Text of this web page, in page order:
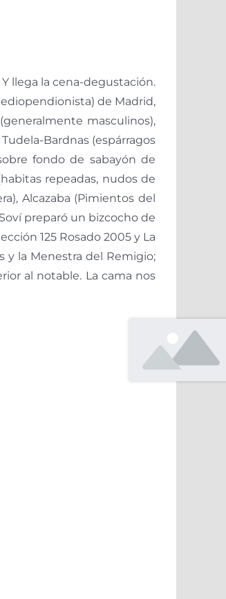
llega la cena-degustación.
de Madrid,
masculinos),
Bardnas (espárragos
fondo de sabayón de
repeadas, nudos de
Alcazaba (Pimientos del
preparó un bizcocho de
125 Rosado 2005 y La
y la Menestra del Remigio;
al notable. La cama nos